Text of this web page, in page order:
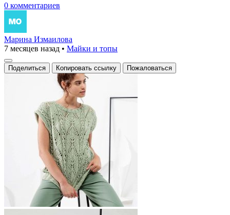
0 комментариев
Марина Измаилова
7 месяцев назад • Майки и топы
Поделиться Копировать ссылку Пожаловаться